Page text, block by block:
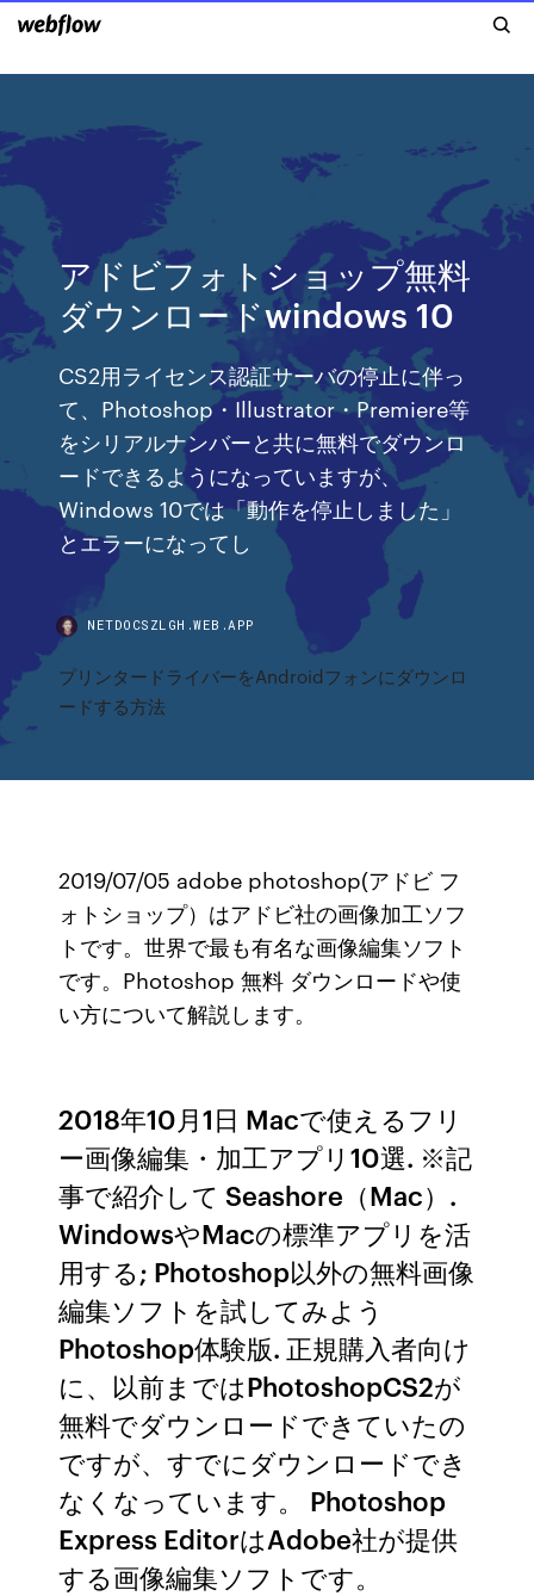
アドビフォトショップ無料
ダウンロードwindows 10
CS2用ライセンス認証サーバの停止に伴っ
て、Photoshop・Illustrator・Premiere等
をシリアルナンバーと共に無料でダウンロ
ードできるようになっていますが、
Windows 10では「動作を停止しました」
とエラーになってし
NETDOCSZLGH.WEB.APP
プリンタードライバーをAndroidフォンにダウンロ
ードする方法
2019/07/05 adobe photoshop(アドビ フ
ォトショップ）はアドビ社の画像加工ソフ
トです。世界で最も有名な画像編集ソフト
です。Photoshop 無料 ダウンロードや使
い方について解説します。
2018年10月1日 Macで使えるフリ
ー画像編集・加工アプリ10選. ※記
事で紹介して Seashore（Mac）.
WindowsやMacの標準アプリを活
用する; Photoshop以外の無料画像
編集ソフトを試してみよう
Photoshop体験版. 正規購入者向け
に、以前まではPhotoshopCS2が
無料でダウンロードできていたの
ですが、すでにダウンロードでき
なくなっています。 Photoshop
Express EditorはAdobe社が提供
する画像編集ソフトです。